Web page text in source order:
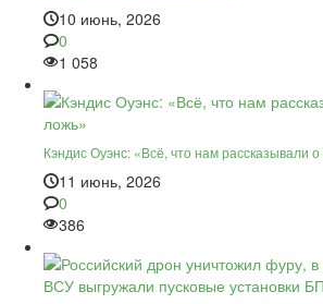
10 июнь, 2026
0
1 058
Кэндис Оуэнс: «Всё, что нам рассказывали
11 июнь, 2026
0
386